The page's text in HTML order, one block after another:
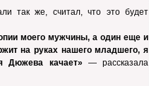
так же, считал, что это будет
моего мужчины, а один еще и
на руках нашего младшего, я
Дюжева качает» — рассказала